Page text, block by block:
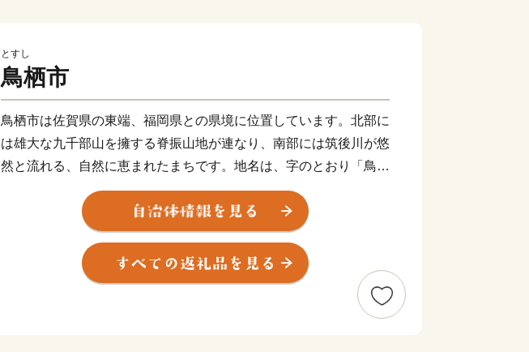
とすし
鳥栖市
鳥栖市は佐賀県の東端、福岡県との県境に位置しています。北部に
は雄大な九千部山を擁する脊振山地が連なり、南部には筑後川が悠
然と流れる、自然に恵まれたまちです。地名は、字のとおり「鳥の
栖（すみか）」という意味で、市内全域でメジロやカササギなど多
くの野鳥を見ることができます。
また、鳥栖市は長崎街道が分岐する場所でしたので、古くから人・
モノ・文化が交わるまちです。九州の陸上交通の要衝という地理的
優位性を活かして、九州の物流の拠点として発展を遂げてきまし